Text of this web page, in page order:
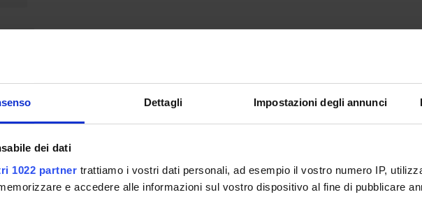
Dettagli Impostazioni degli annunci
dei dati
1022 partner trattiamo i vostri dati personali, ad esempio il vostro numero IP,
e accedere alle informazioni sul vostro dispositivo al fine di pubblicare
Ministero della Salute Funds:assigned and managed by the
PROJECT PARTICIPANTS
Antonio Lasalvia Michele